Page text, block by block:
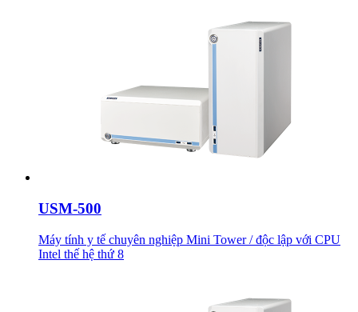
USM-500
Máy tính y tế chuyên nghiệp Mini Tower / độc lập với CPU
Intel thế hệ thứ 8